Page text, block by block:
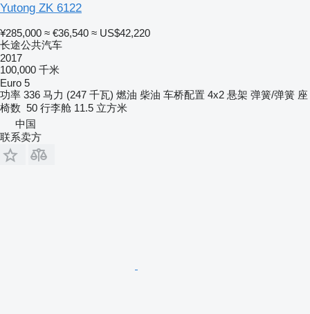
Yutong ZK 6122
¥285,000 ≈ €36,540 ≈ US$42,220
长途公共汽车
2017
100,000 千米
Euro 5
功率 336 马力 (247 千瓦) 燃油 柴油 车桥配置 4x2 悬架 弹簧/弹簧 座
椅数 50 行李舱 11.5 立方米
中国
联系卖方